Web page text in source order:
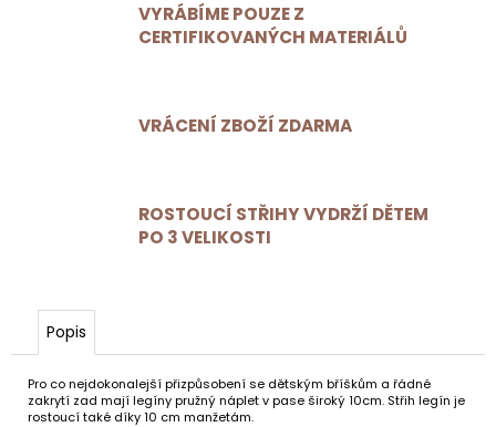
VYRÁBÍME POUZE Z
CERTIFIKOVANÝCH MATERIÁLŮ
VRÁCENÍ ZBOŽÍ ZDARMA
ROSTOUCÍ STŘIHY VYDRŽÍ DĚTEM
PO 3 VELIKOSTI
Popis
Pro co nejdokonalejší přizpůsobení se dětským bříškům a řádné
zakrytí zad mají legíny pružný náplet v pase široký 10cm. Střih legín je
rostoucí také díky 10 cm manžetám.